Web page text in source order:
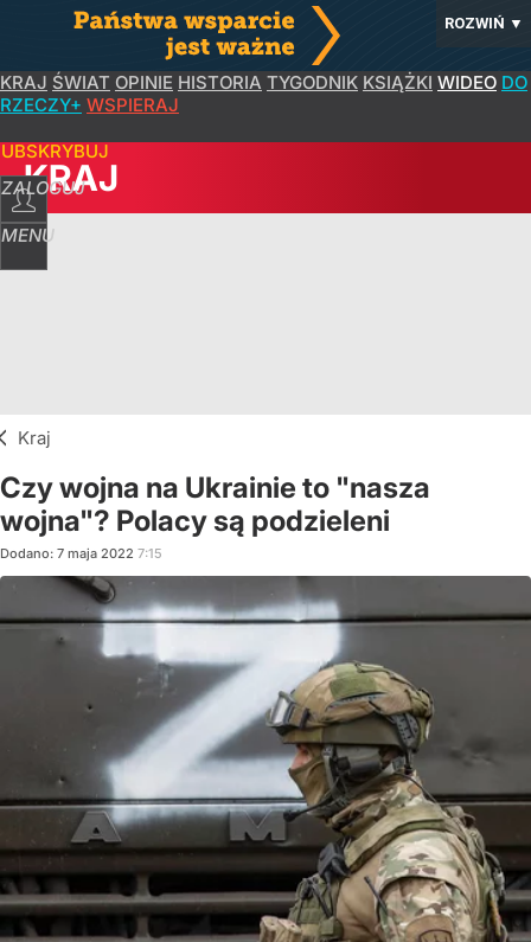
ROZWIŃ ▼
KRAJ ŚWIAT OPINIE HISTORIA TYGODNIK KSIĄŻKI WIDEO DO
RZECZY+ WSPIERAJ
ZALOGUJ
MENU
KRAJ
Kraj
Czy wojna na Ukrainie to "nasza
wojna"? Polacy są podzieleni
Dodano: 7 maja 2022 7:15